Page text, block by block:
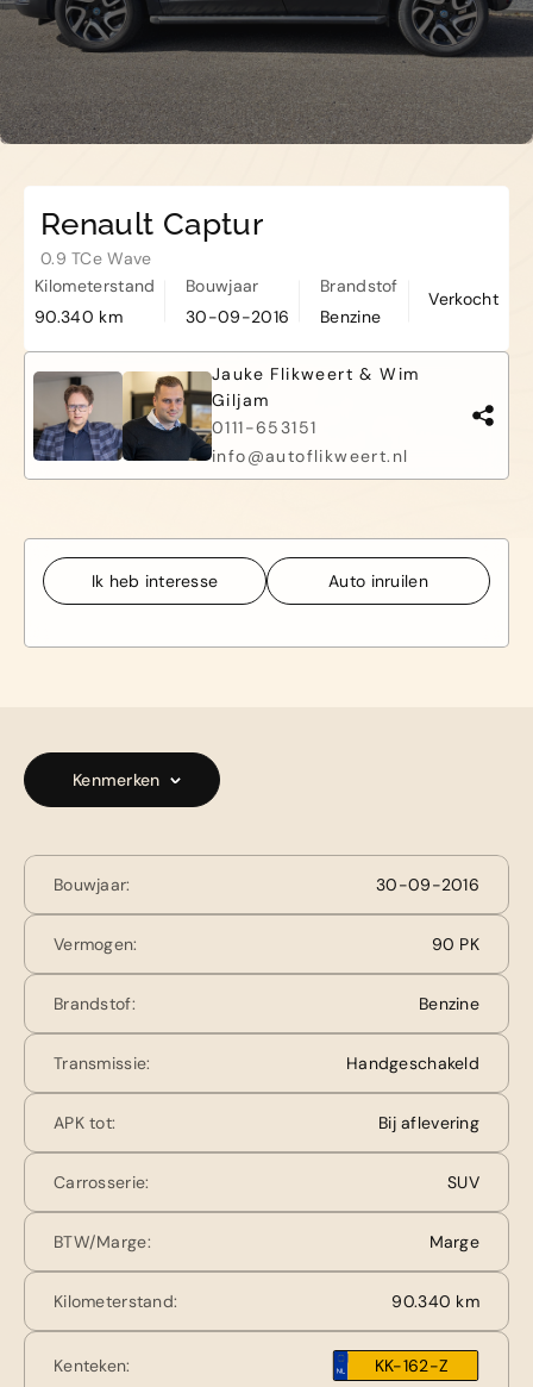
Kapelle
Biezelingsestraat 50 4421 BT
Kapelle
Renault Captur
0.9 TCe Wave
Kilometerstand
90.340 km
Bouwjaar
30-09-2016
Brandstof
Benzine
Verkocht
Jauke Flikweert & Wim
Giljam
0111-653151
info@autoflikweert.nl
Ik heb interesse Auto inruilen
Kenmerken
Bouwjaar: 30-09-2016
Vermogen: 90 PK
Brandstof: Benzine
Transmissie: Handgeschakeld
APK tot: Bij aflevering
Carrosserie: SUV
BTW/Marge: Marge
Kilometerstand: 90.340 km
Kenteken: KK-162-Z